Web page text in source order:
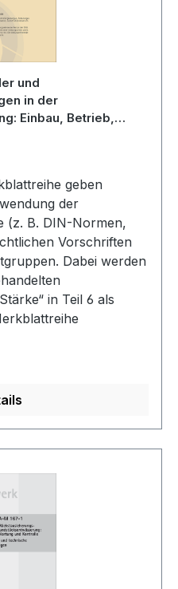
und
in der
Einbau, Betrieb,
geben
der
(z. B. DIN-Normen,
Vorschriften
Dabei werden
in Teil 6 als